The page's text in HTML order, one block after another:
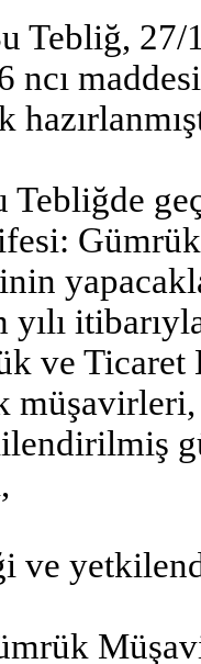
Tebliğ, 27/
yılı
ve Ticaret
ve